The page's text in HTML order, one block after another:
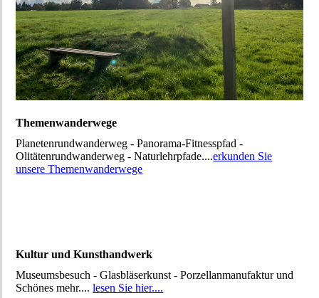
Themenwanderwege
Planetenrundwanderweg - Panorama-Fitnesspfad -
Olitätenrundwanderweg - Naturlehrpfade....erkunden Sie
unsere Themenwanderwege
Kultur und Kunsthandwerk
Museumsbesuch - Glasbläserkunst - Porzellanmanufaktur und
Schönes mehr....lesen Sie hier....